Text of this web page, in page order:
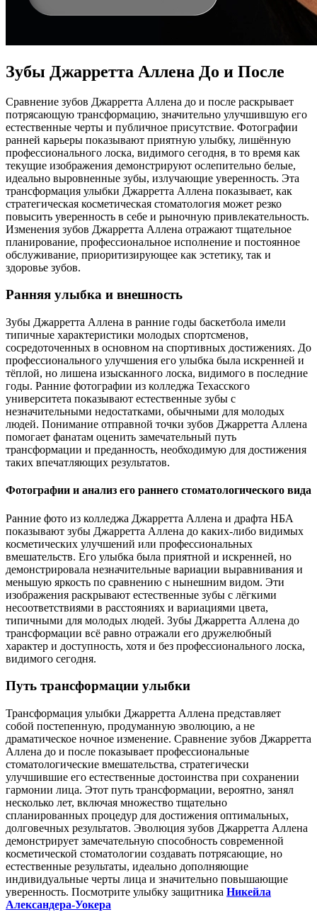
Зубы Джарретта Аллена До и После
Сравнение зубов Джарретта Аллена до и после раскрывает
потрясающую трансформацию, значительно улучшившую его
естественные черты и публичное присутствие. Фотографии
ранней карьеры показывают приятную улыбку, лишённую
профессионального лоска, видимого сегодня, в то время как
текущие изображения демонстрируют ослепительно белые,
идеально выровненные зубы, излучающие уверенность. Эта
трансформация улыбки Джарретта Аллена показывает, как
стратегическая косметическая стоматология может резко
повысить уверенность в себе и рыночную привлекательность.
Изменения зубов Джарретта Аллена отражают тщательное
планирование, профессиональное исполнение и постоянное
обслуживание, приоритизирующее как эстетику, так и
здоровье зубов.
Ранняя улыбка и внешность
Зубы Джарретта Аллена в ранние годы баскетбола имели
типичные характеристики молодых спортсменов,
сосредоточенных в основном на спортивных достижениях. До
профессионального улучшения его улыбка была искренней и
тёплой, но лишена изысканного лоска, видимого в последние
годы. Ранние фотографии из колледжа Техасского
университета показывают естественные зубы с
незначительными недостатками, обычными для молодых
людей. Понимание отправной точки зубов Джарретта Аллена
помогает фанатам оценить замечательный путь
трансформации и преданность, необходимую для достижения
таких впечатляющих результатов.
Фотографии и анализ его раннего стоматологического вида
Ранние фото из колледжа Джарретта Аллена и драфта НБА
показывают зубы Джарретта Аллена до каких-либо видимых
косметических улучшений или профессиональных
вмешательств. Его улыбка была приятной и искренней, но
демонстрировала незначительные вариации выравнивания и
меньшую яркость по сравнению с нынешним видом. Эти
изображения раскрывают естественные зубы с лёгкими
несоответствиями в расстояниях и вариациями цвета,
типичными для молодых людей. Зубы Джарретта Аллена до
трансформации всё равно отражали его дружелюбный
характер и доступность, хотя и без профессионального лоска,
видимого сегодня.
Путь трансформации улыбки
Трансформация улыбки Джарретта Аллена представляет
собой постепенную, продуманную эволюцию, а не
драматическое ночное изменение. Сравнение зубов Джарретта
Аллена до и после показывает профессиональные
стоматологические вмешательства, стратегически
улучшившие его естественные достоинства при сохранении
гармонии лица. Этот путь трансформации, вероятно, занял
несколько лет, включая множество тщательно
спланированных процедур для достижения оптимальных,
долговечных результатов. Эволюция зубов Джарретта Аллена
демонстрирует замечательную способность современной
косметической стоматологии создавать потрясающие, но
естественные результаты, идеально дополняющие
индивидуальные черты лица и значительно повышающие
уверенность. Посмотрите улыбку защитника Никейла
Александера-Уокера